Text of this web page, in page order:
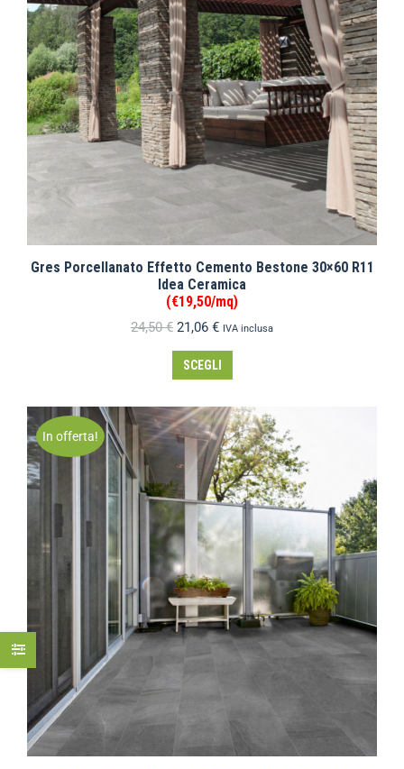
Gres Porcellanato Effetto Cemento Bestone 30×60 R11
Idea Ceramica
(€19,50/mq)
24,50€ 21,06 € IVA inclusa
SCEGLI
In offerta!